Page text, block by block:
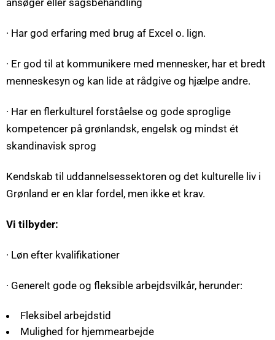
· Har god erfaring med brug af Excel o. lign.
· Er god til at kommunikere med mennesker, har et bredt
menneskesyn og kan lide at rådgive og hjælpe andre.
· Har en flerkulturel forståelse og gode sproglige
kompetencer på grønlandsk, engelsk og mindst ét
skandinavisk sprog
Kendskab til uddannelsessektoren og det kulturelle liv i
Grønland er en klar fordel, men ikke et krav.
Vi tilbyder:
· Løn efter kvalifikationer
· Generelt gode og fleksible arbejdsvilkår, herunder:
Fleksibel arbejdstid
Mulighed for hjemmearbejde